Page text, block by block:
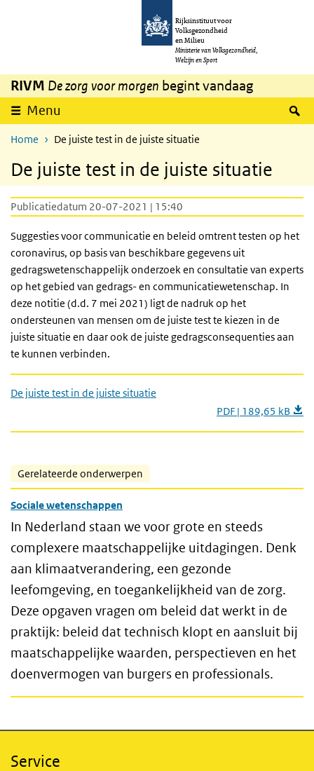
Overslaan en naar de inhoud gaan
Rijksinstituut voor
Volksgezondheid
en Milieu
Ministerie van Volksgezondheid,
Welzijn en Sport
RIVM De zorg voor morgen begint vandaag
Menu
Home De juiste test in de juiste situatie
De juiste test in de juiste situatie
Publicatiedatum 20-07-2021 | 15:40
Suggesties voor communicatie en beleid omtrent testen op het
coronavirus, op basis van beschikbare gegevens uit
gedragswetenschappelijk onderzoek en consultatie van experts
op het gebied van gedrags- en communicatiewetenschap. In
deze notitie (d.d. 7 mei 2021) ligt de nadruk op het
ondersteunen van mensen om de juiste test te kiezen in de
juiste situatie en daar ook de juiste gedragsconsequenties aan
te kunnen verbinden.
De juiste test in de juiste situatie
PDF | 189,65 kB
Gerelateerde onderwerpen
Sociale wetenschappen
In Nederland staan we voor grote en steeds
complexere maatschappelijke uitdagingen. Denk
aan klimaatverandering, een gezonde
leefomgeving, en toegankelijkheid van de zorg.
Deze opgaven vragen om beleid dat werkt in de
praktijk: beleid dat technisch klopt en aansluit bij
maatschappelijke waarden, perspectieven en het
doenvermogen van burgers en professionals.
Service